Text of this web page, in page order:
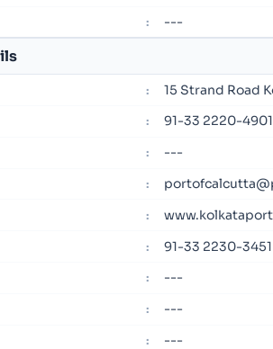
: ---
: 15 Strand Road
: 91-33 2220-4901
: ---
:
:
: 91-33 2230-3451
: ---
: ---
: ---